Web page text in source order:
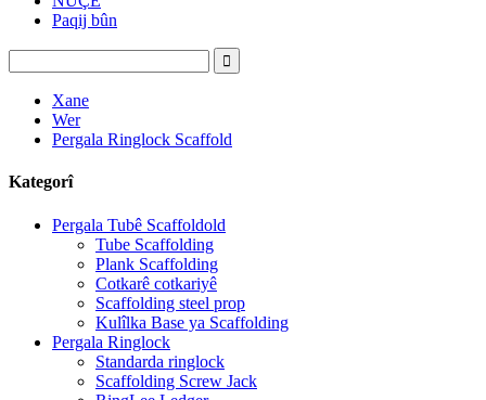
Paqij bûn
Xane
Wer
Pergala Ringlock Scaffold
Kategorî
Pergala Tubê Scaffoldold
Tube Scaffolding
Plank Scaffolding
Cotkarê cotkariyê
Scaffolding steel prop
Kulîlka Base ya Scaffolding
Pergala Ringlock
Standarda ringlock
Scaffolding Screw Jack